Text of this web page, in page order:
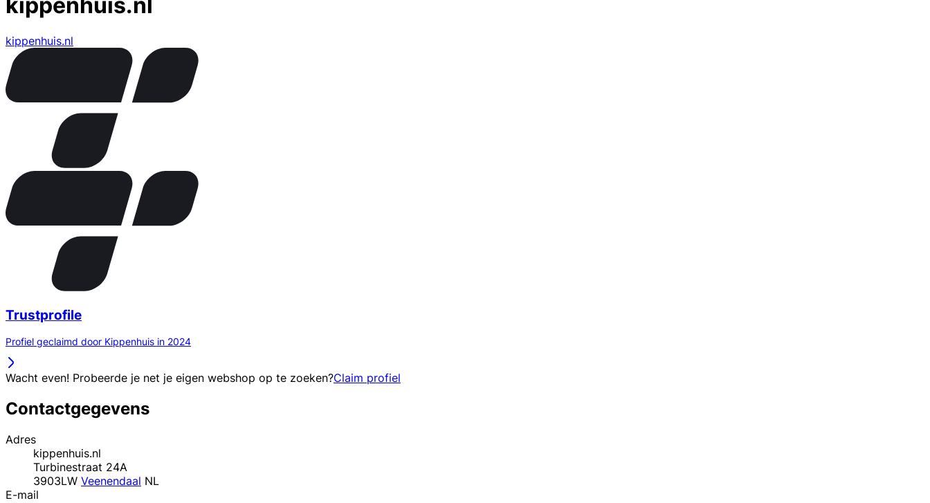
kippenhuis.nl
kippenhuis.nl
Trustprofile
Profiel geclaimd door Kippenhuis in 2024
Wacht even! Probeerde je net je eigen webshop op te zoeken?Claim profiel
Contactgegevens
Adres
kippenhuis.nl
Turbinestraat 24A
3903LW Veenendaal NL
E-mail